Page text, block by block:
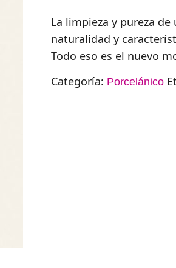
La limpieza y pureza
naturalidad y
Todo eso es el nuevo
Categoría: Porcelánico